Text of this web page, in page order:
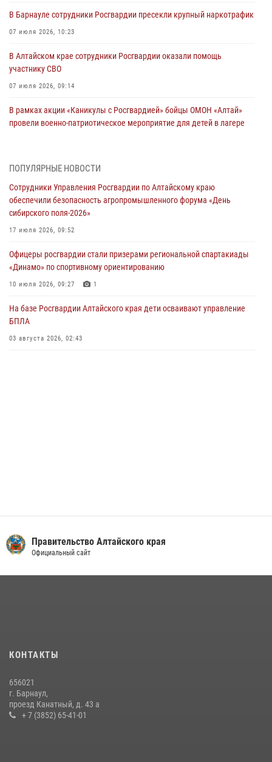
В Барнауле сотрудники Росгвардии пресекли крупный наркотрафик
07 июля 2026, 10:23
В Алтайском крае сотрудники Росгвардии оказали помощь
участнику СВО
07 июля 2026, 09:14
В рамках акции «Каникулы с Росгвардией» бойцы ОМОН «Алтай»
провели военно-патриотическое мероприятие для детей в лагере
акции «Коробка храбрости»
Сотрудники Росгвардии провели встречу с юными пограничниками
03 июля 2026, 04:03
Управление Росгвардии по Алтайскому краю провело для детей
02 июля 2026, 00:55
В краевом управлении вневедомственной охраны Росгвардии по
ПОПУЛЯРНЫЕ НОВОСТИ
Сотрудники Управления Росгвардии по Алтайскому краю
обеспечили безопасность агропромышленного форума «День
сибирского поля-2026»
17 июля 2026, 09:52
Офицеры росгвардии стали призерами региональной спартакиады
«Динамо» по спортивному ориентированию
10 июля 2026, 09:27 1
На базе Росгвардии Алтайского края дети осваивают управление
БПЛА
03 августа 2026, 02:43
Правительство Алтайского края
Официальный сайт
КОНТАКТЫ
656021
г. Барнаул,
проезд Канатный, д. 43 а
+ 7 (3852) 65-41-01